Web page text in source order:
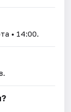
• 14:00.